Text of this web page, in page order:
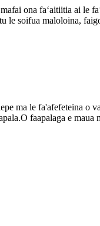
ona faʻaitiitia ai le
le soifua maloloina,
ma le fa'afefeteina
faapalaga e maua